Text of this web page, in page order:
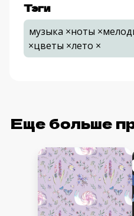
Тэги
музыка ×ноты
×цветы ×лето ×
Еще больше